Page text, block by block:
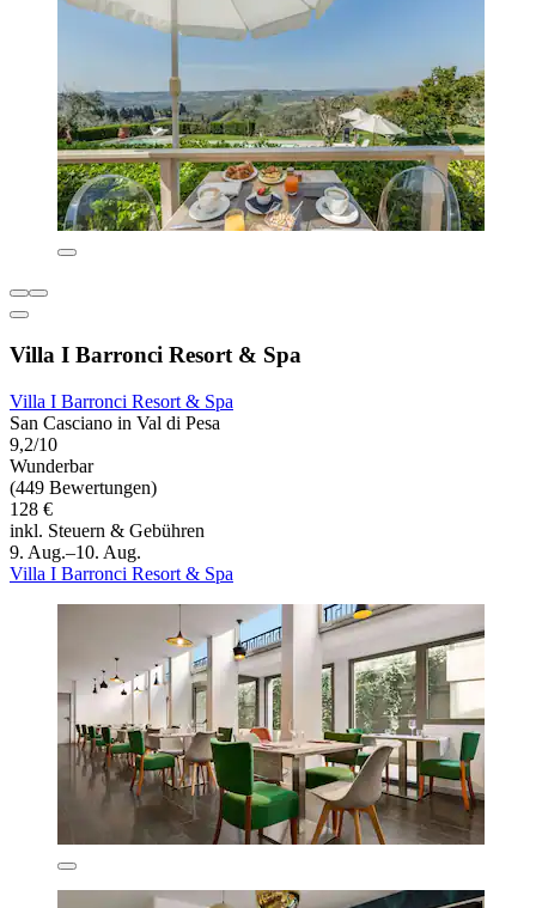
Villa I Barronci Resort & Spa
Villa I Barronci Resort & Spa
San Casciano in Val di Pesa
9,2/10
Wunderbar
(449 Bewertungen)
128 €
inkl. Steuern & Gebühren
9. Aug.–10. Aug.
Villa I Barronci Resort & Spa